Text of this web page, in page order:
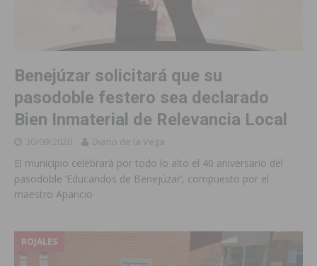
Benejúzar solicitará que su
pasodoble festero sea declarado
Bien Inmaterial de Relevancia Local
30/09/2020 Diario de la Vega
El municipio celebrará por todo lo alto el 40 aniversario del
pasodoble ‘Educandos de Benejúzar’, compuesto por el
maestro Aparicio
ROJALES